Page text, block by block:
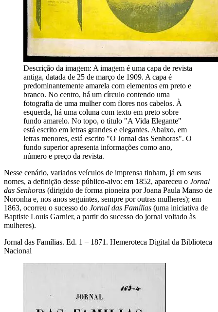
Descrição da imagem: A imagem é uma capa de revista
antiga, datada de 25 de março de 1909. A capa é
predominantemente amarela com elementos em preto e
branco. No centro, há um círculo contendo uma
fotografia de uma mulher com flores nos cabelos. À
esquerda, há uma coluna com texto em preto sobre
fundo amarelo. No topo, o título "A Vida Elegante"
está escrito em letras grandes e elegantes. Abaixo, em
letras menores, está escrito "O Jornal das Senhoras". O
fundo superior apresenta informações como ano,
número e preço da revista.
Nesse cenário, variados veículos de imprensa tinham, já em seus
nomes, a definição desse público-alvo: em 1852, apareceu o Jornal
das Senhoras (dirigido de forma pioneira por Joana Paula Manso de
Noronha e, nos anos seguintes, sempre por outras mulheres); em
1863, ocorreu o sucesso do Jornal das Famílias (uma iniciativa de
Baptiste Louis Garnier, a partir do sucesso do jornal voltado às
mulheres).
Jornal das Famílias. Ed. 1 – 1871. Hemeroteca Digital da Biblioteca
Nacional